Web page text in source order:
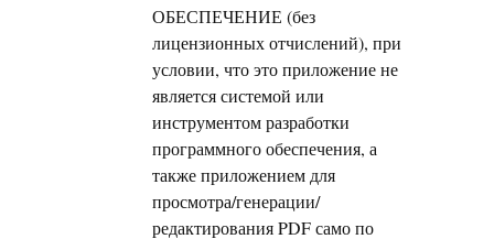
ОБЕСПЕЧЕНИЕ (без
лицензионных отчислений), при
условии, что это приложение не
является системой или
инструментом разработки
программного обеспечения, а
также приложением для
просмотра/генерации/
редактирования PDF само по